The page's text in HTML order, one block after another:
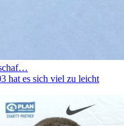
hat es sich viel zu leicht